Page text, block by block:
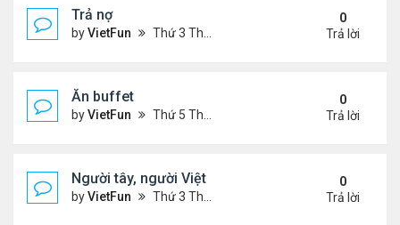
Trả nợ
byVietFun Thứ 3 Tháng 12 13, 2022 12:44 pm
0
Trả lời
Ăn buffet
byVietFun Thứ 5 Tháng 12 01, 2022 12:22 pm
0
Trả lời
Người tây, người Việt
byVietFun Thứ 3 Tháng 11 22, 2022 1:25 pm
0
Trả lời